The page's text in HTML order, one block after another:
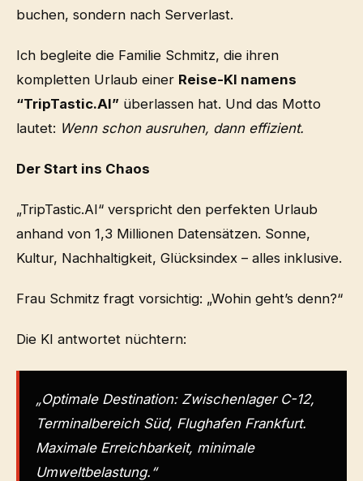
buchen, sondern nach Serverlast.
Ich begleite die Familie Schmitz, die ihren
kompletten Urlaub einer Reise-KI namens
“TripTastic.AI” überlassen hat. Und das Motto
lautet: Wenn schon ausruhen, dann effizient.
Der Start ins Chaos
„TripTastic.AI“ verspricht den perfekten Urlaub
anhand von 1,3 Millionen Datensätzen. Sonne,
Kultur, Nachhaltigkeit, Glücksindex – alles inklusive.
Frau Schmitz fragt vorsichtig: „Wohin geht’s denn?“
Die KI antwortet nüchtern:
„Optimale Destination: Zwischenlager C-12,
Terminalbereich Süd, Flughafen Frankfurt.
Maximale Erreichbarkeit, minimale
Umweltbelastung.“